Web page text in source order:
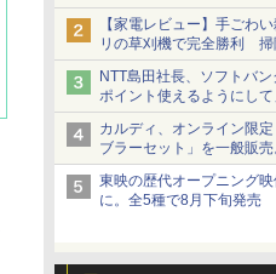
ショーツは1990円に
【家電レビュー】手ごわ
リの草刈機で完全勝利 掃
NTT島田社長、ソフトバ
ポイント使えるようにして
カルディ、オンライン限
ブラーセット」を一般販
当選無効分
東映の歴代オープニング
に。全5種で8月下旬発売